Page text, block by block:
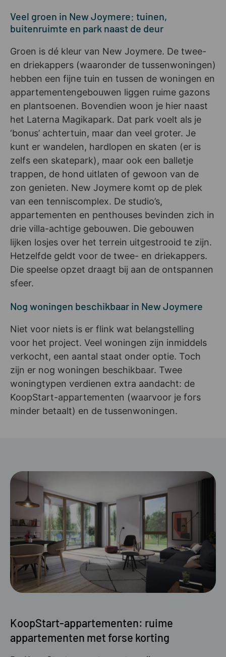
Veel groen in New Joymere: tuinen,
buitenruimte en park naast de deur
Groen is dé kleur van New Joymere. De twee-
en driekappers (waaronder de tussenwoningen)
hebben een fijne tuin en tussen de woningen en
appartementengebouwen liggen ruime gazons
en plantsoenen. Bovendien woon je hier naast
het Laterna Magikapark. Dat park voelt als je
‘bonus’ achtertuin, maar dan veel groter. Je
kunt er wandelen, hardlopen en skaten (er is
zelfs een skatepark), maar ook een balletje
trappen, de hond uitlaten of gewoon van de
zon genieten. New Joymere komt op de plek
van een tenniscomplex. De studio’s,
appartementen en penthouses bevinden zich in
drie villa-achtige gebouwen. Die gebouwen
lijken losjes over het terrein uitgestrooid te zijn.
Hetzelfde geldt voor de twee- en driekappers.
Die speelse opzet draagt bij aan de ontspannen
sfeer.
Nog woningen beschikbaar in New Joymere
Niet voor niets is er flink wat belangstelling
voor het project. Veel woningen zijn inmiddels
verkocht, een aantal staat onder optie. Toch
zijn er nog woningen beschikbaar. Twee
woningtypen verdienen extra aandacht: de
KoopStart-appartementen (waarvoor je fors
minder betaalt) en de tussenwoningen.
KoopStart-appartementen: ruime
appartementen met forse korting